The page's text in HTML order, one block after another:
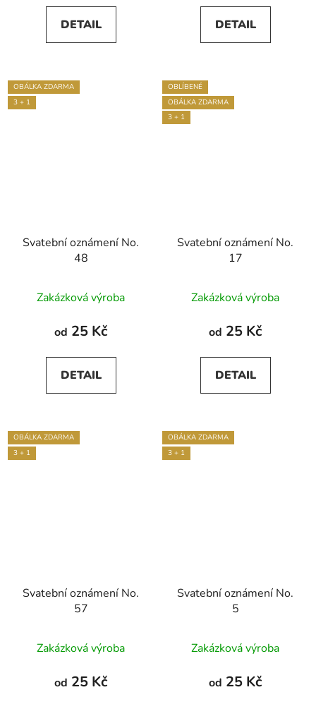
DETAIL
5,0
z
DETAIL
OBÁLKA ZDARMA
3 + 1
Svatební oznámení No.
48
Zakázková výroba
od 25 Kč
DETAIL
OBLÍBENÉ
OBÁLKA ZDARMA
3 + 1
Svatební oznámení No.
17
hodnocení
produktu
5,0
z
Zakázková výroba
od 25 Kč
DETAIL
OBÁLKA ZDARMA
3 + 1
Svatební oznámení No.
57
Zakázková výroba
od 25 Kč
OBÁLKA ZDARMA
3 + 1
Svatební oznámení No.
5
hodnocení
produktu
Zakázková výroba
od 25 Kč